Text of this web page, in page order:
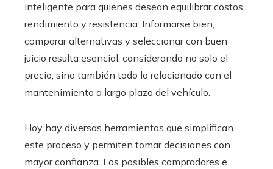
inteligente para quienes desean equilibrar costos,
rendimiento y resistencia. Informarse bien,
comparar alternativas y seleccionar con buen
juicio resulta esencial, considerando no solo el
precio, sino también todo lo relacionado con el
mantenimiento a largo plazo del vehículo.
Hoy hay diversas herramientas que simplifican
este proceso y permiten tomar decisiones con
mayor confianza. Los posibles compradores e